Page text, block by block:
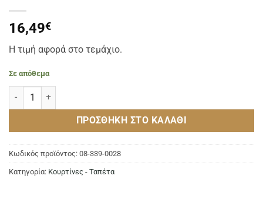
16,49€
Η τιμή αφορά στο τεμάχιο.
Σε απόθεμα
Αντιολισθητικό ταπέτο RINGS 35x71cm BLACK ποσότητα
ΠΡΟΣΘΉΚΗ ΣΤΟ ΚΑΛΆΘΙ
Κωδικός προϊόντος: 08-339-0028
Κατηγορία: Κουρτίνες - Ταπέτα